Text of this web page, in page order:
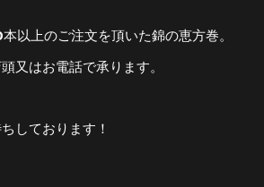
以上のご注文を頂いた錦の恵方巻。
又はお電話で承ります。
しております！